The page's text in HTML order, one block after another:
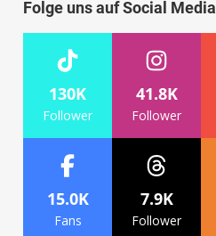
Folge uns auf Social Media
130K
Follower
41.8K
Follower
15.0K
Fans
7.9K
Follower